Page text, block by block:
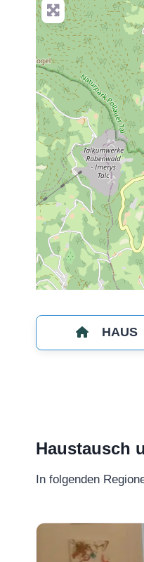
HAUS
Haustausch
In folgenden